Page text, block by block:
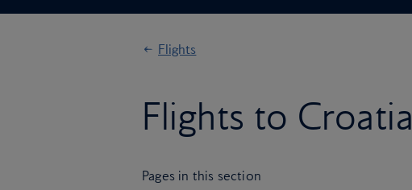
Flights
Flights to Croatia
Pages in this section